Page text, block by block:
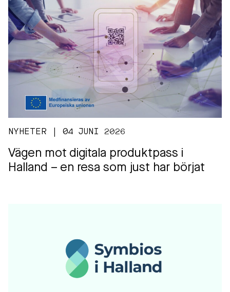
NYHETER | 04 JUNI 2026
Vägen mot digitala produktpass i
Halland – en resa som just har börjat